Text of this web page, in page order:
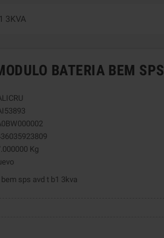
3KVA
BATERIA BEM
Kg
sps avd t b1 3kva